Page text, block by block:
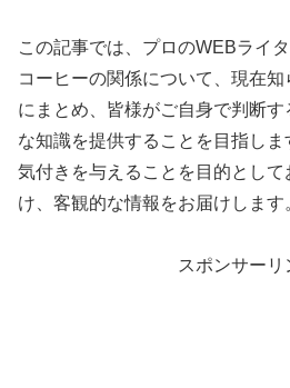
この記事では、プロのWEBライ
コーヒーの関係について、現在
にまとめ、皆様がご自身で判断す
な知識を提供することを目指し
気付きを与えることを目的とし
け、客観的な情報をお届けします
スポンサーリ